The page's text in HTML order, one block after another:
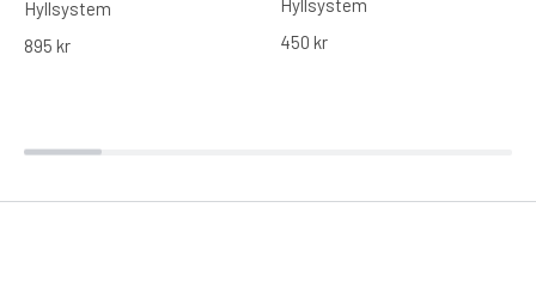
Hyllsystem
895 kr
Hyllsystem
450 kr